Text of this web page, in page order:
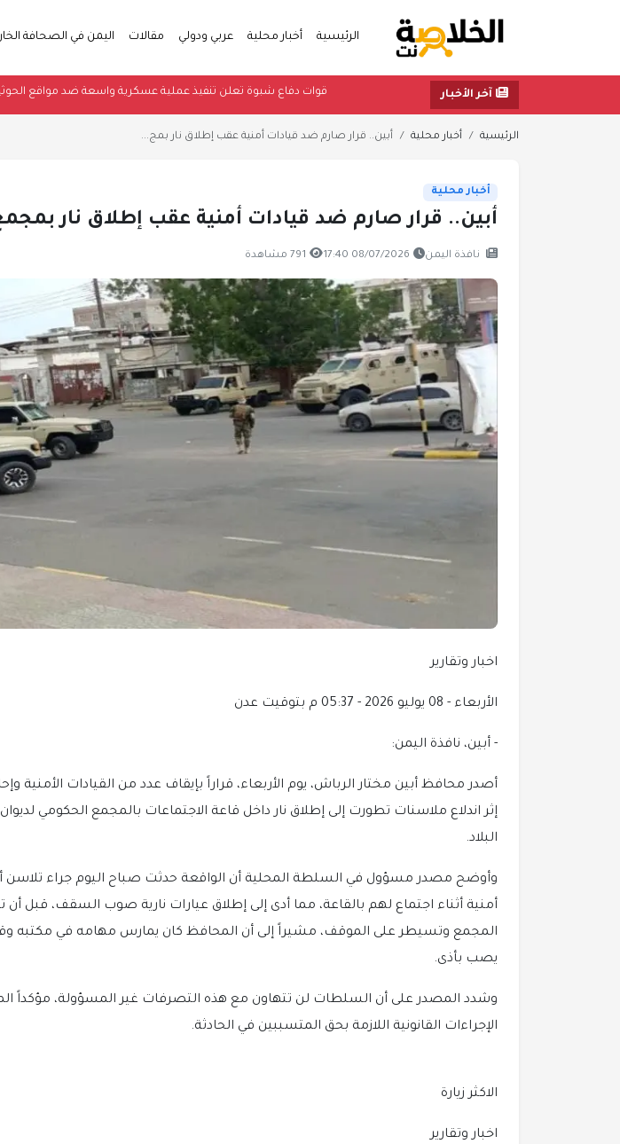
الرئيسية أخبار محلية عربي ودولي مقالات اليمن في الصحافة
آخر الأخبار قوات دفاع شبوة تعلن تنفيذ عملية عسكرية واسعة ضد
الرئيسية أخبار محلية أبين.. قرار صارم ضد قيادات أمنية عقب إطلاق نار بمج...
أخبار محلية
أبين.. قرار صارم ضد قيادات أمنية عقب إطلاق نار
نافذة اليمن 08/07/2026 17:40 791 مشاهدة
اخبار وتقارير
الأربعاء - 08 يوليو 2026 - 05:37 م بتوقيت عدن
- أبين، نافذة اليمن:
أصدر محافظ أبين مختار الرباش، يوم الأربعاء، قراراً بإيقاف عدد من القيادات الأمنية
إثر اندلاع ملاسنات تطورت إلى إطلاق نار داخل قاعة الاجتماعات بالمجمع الحكومي
البلاد.
وأوضح مصدر مسؤول في السلطة المحلية أن الواقعة حدثت صباح اليوم جراء تلاسن
أمنية أثناء اجتماع لهم بالقاعة، مما أدى إلى إطلاق عيارات نارية صوب السقف، قبل أن
المجمع وتسيطر على الموقف، مشيراً إلى أن المحافظ كان يمارس مهامه في مكتبه
يصب بأذى.
وشدد المصدر على أن السلطات لن تتهاون مع هذه التصرفات غير المسؤولة، مؤكداً
الإجراءات القانونية اللازمة بحق المتسببين في الحادثة.
الاكثر زيارة
اخبار وتقارير